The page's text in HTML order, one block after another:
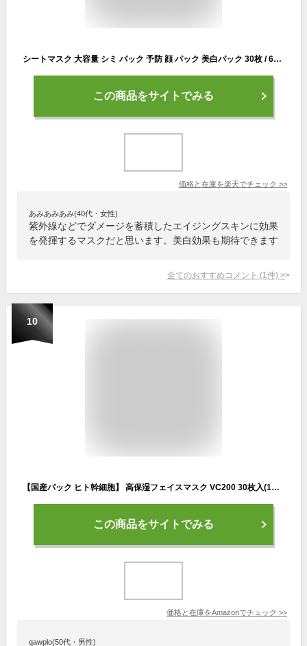
シートマスク 大容量 シミ パック 予防 顔 パック 美白パック 30枚 / 60枚 / 90枚 フェイスマスク 大容量 美白ケア シミ フェイスパック 薬 用 医薬部外品 日本製 シミ ケア 朝 しみ 対策 美白 マスク パック 顔パック 国産 毛穴 保湿 30代 40代 50代 ニキビ
この商品をサイトでみる
価格と在庫を楽天でチェック >>
あみあみあみ(40代・女性)
紫外線などでダメージを蓄積したエイジングスキンに効果
を発揮するマスクだと思います。美白効果も期待できます
全てのおすすめコメント (1 件) >
10
【国産パック ヒト幹細胞】 高保湿フェイスマスク VC200 30枚入(1ヶ月分） フェイスパック【適格請求書発行事業者】 パック シートマスク毛穴 高密着 スキンケア 国産シート 保湿 敏感肌 ビタミン誘導体 ビタミンC レチノール 乾燥肌 ビタミン 大容量 デイリー
この商品をサイトでみる
価格と在庫をAmazonでチェック >>
qawplo(50代・男性)